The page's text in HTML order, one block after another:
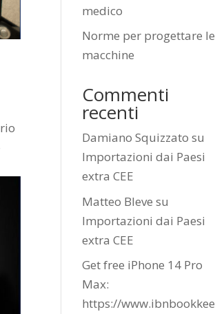
medico
Norme per progettare le
macchine
Commenti
recenti
Damiano Squizzato su
Importazioni dai Paesi
extra CEE
Matteo Bleve su
Importazioni dai Paesi
extra CEE
Get free iPhone 14 Pro
Max:
https://www.ibnbookkee